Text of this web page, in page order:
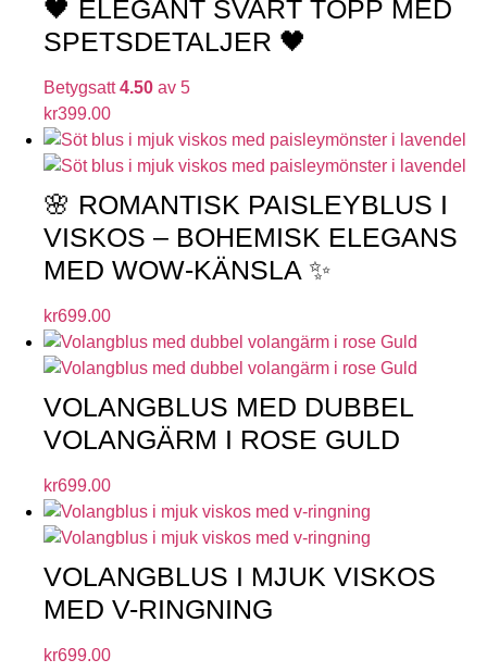
🖤 ELEGANT SVART TOPP MED
SPETSDETALJER 🖤
Betygsatt4.50 av 5
kr399.00
🌸 ROMANTISK PAISLEYBLUS I
VISKOS – BOHEMISK ELEGANS
MED WOW-KÄNSLA ✨
kr699.00
VOLANGBLUS MED DUBBEL
VOLANGÄRM I ROSE GULD
kr699.00
VOLANGBLUS I MJUK VISKOS
MED V-RINGNING
kr699.00